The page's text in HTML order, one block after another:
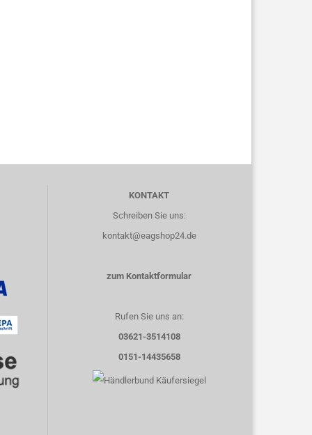
KONTAKT
Schreiben Sie uns:
kontakt@eagshop24.de
zum Kontaktformular
Rufen Sie uns an:
03621-3514108
0151-14435658